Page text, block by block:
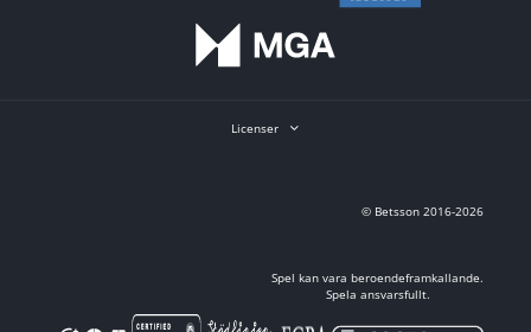
dem. Självklart hittar du också basket-odds på vår egen Svenska Basketligan. När
de stora internationella mästerskapen ska avgöras – EM, VM och sommarspelen
– då hittar du konkurrenskraftiga odds här på Betsson.
Licenser
© Betsson 2016-2026
Spel kan vara beroendeframkallande.
Spela ansvarsfullt.